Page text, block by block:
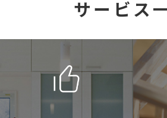
サービス